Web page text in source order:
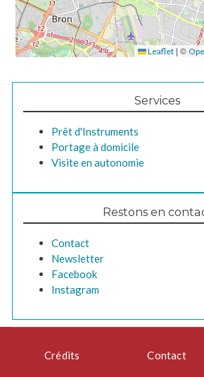
Leaflet | ©
Services
Prêt d'Instruments
Portage à domicile
Visite en autonomie
Restons en
Contact
Newsletter
Facebook
Instagram
PiedCrédits Contact